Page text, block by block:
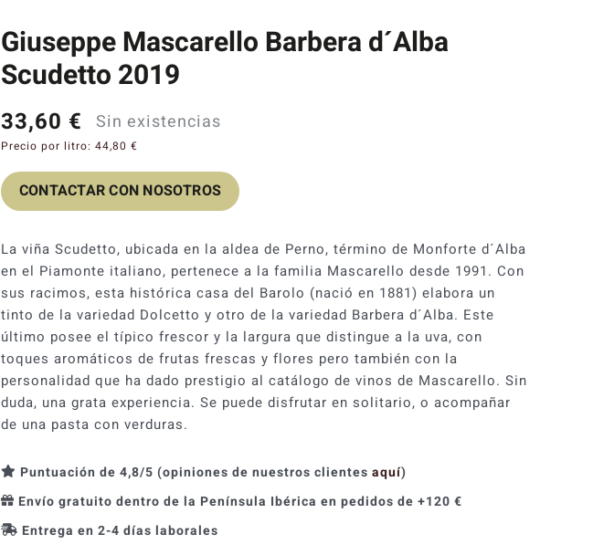
Giuseppe Mascarello Barbera d´Alba
Scudetto 2019
33,60 € Sin existencias
Precio por litro: 44,80 €
CONTACTAR CON NOSOTROS
La viña Scudetto, ubicada en la aldea de Perno, término de Monforte d´Alba
en el Piamonte italiano, pertenece a la familia Mascarello desde 1991. Con
sus racimos, esta histórica casa del Barolo (nació en 1881) elabora un
tinto de la variedad Dolcetto y otro de la variedad Barbera d´Alba. Este
último posee el típico frescor y la largura que distingue a la uva, con
toques aromáticos de frutas frescas y flores pero también con la
personalidad que ha dado prestigio al catálogo de vinos de Mascarello. Sin
duda, una grata experiencia. Se puede disfrutar en solitario, o acompañar
de una pasta con verduras.
Puntuación de 4,8/5 (opiniones de nuestros clientes aquí)
Envío gratuito dentro de la Península Ibérica en pedidos de +120 €
Entrega en 2-4 días laborales